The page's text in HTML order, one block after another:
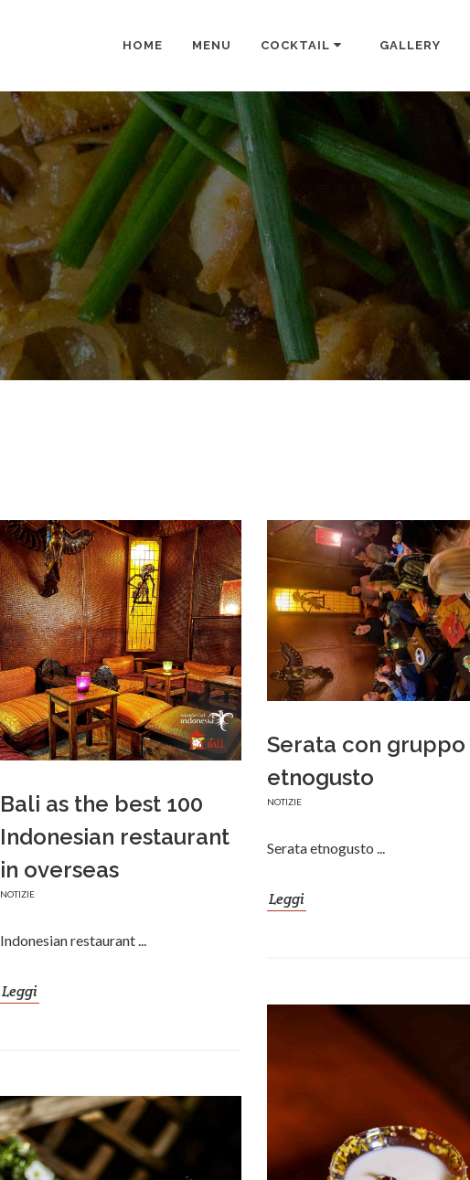
HOME MENU COCKTAIL GALLERY
Bali as the best 100
Indonesian restaurant
in overseas
NOTIZIE
Indonesian restaurant ...
Leggi
Serata con gruppo
etnogusto
NOTIZIE
Serata etnogusto ...
Leggi